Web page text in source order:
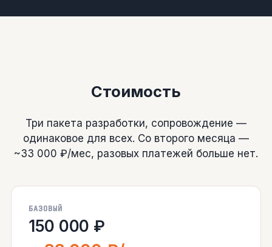
Стоимость
Три пакета разработки, сопровождение —
одинаковое для всех. Со второго месяца —
~33 000 ₽/мес, разовых платежей больше нет.
БАЗОВЫЙ
150 000 ₽